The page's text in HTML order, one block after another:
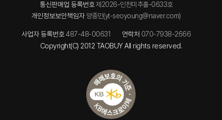
통신판매업 등록번호제2026-인천미추홀-0633호
개인정보보안책임자 양종민(yt-seoyoung@naver.com)
사업자 등록번호487-48-00631 연락처 070-7938-2666
Copyright(C) 2012 TAOBUY All rights reserved.